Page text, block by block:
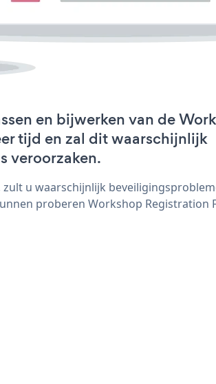
en bijwerken van de
tijd en zal dit waarschijnlijk
veroorzaken.
u waarschijnlijk
proberen Workshop Registration